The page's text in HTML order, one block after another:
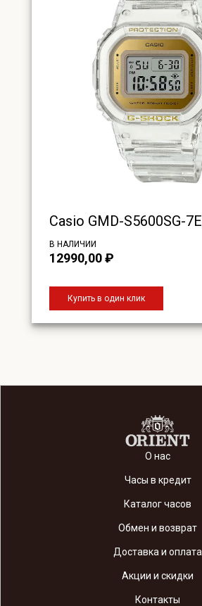
Casio GMD-S5600SG-7E
В НАЛИЧИИ
12990,00₽
Купить в один клик
О нас
Часы в кредит
Каталог часов
Обмен и возврат
Доставка и оплата
Акции и скидки
Контакты